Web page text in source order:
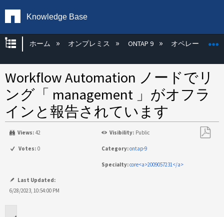
Knowledge Base
グローバル階層を展開/折りたたむ
ホーム オンプレミス ONTAP 9 オペレーティン
Workflow Automation ノードでリ
ング「 management 」がオフラ
インと報告されています
Views: 42 Visibility: Public
Votes: 0 Category:ontap-9
Specialty:core<a>2009057231</a>
Last Updated:
6/28/2023, 10:54:00 PM